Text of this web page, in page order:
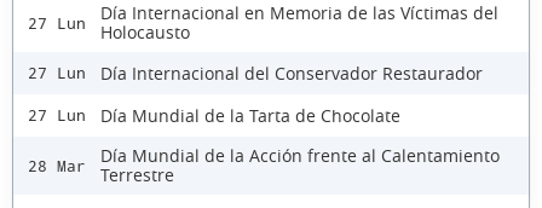
27 Lun
Día Internacional en Memoria de las Víctimas del
Holocausto
27 Lun Día Internacional del Conservador Restaurador
27 Lun Día Mundial de la Tarta de Chocolate
28 Mar
Día Mundial de la Acción frente al Calentamiento
Terrestre